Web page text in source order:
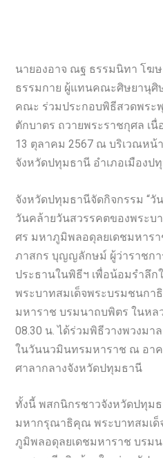
นายองอาจ ณฐ ธรรมนิทา โฆ
ธรรมกาย ผู้แทนคณะศิษยานุศิ
คณะ ร่วมประกอบพิธีสวดพร
ตักบาตร ถวายพระราชกุศล เ
13 ตุลาคม 2567 ณ บริเวณหน้
จังหวัดปทุมธานี อำเภอเมือง
จังหวัดปทุมธานีจัดกิจกรรม “วั
วันคล้ายวันสวรรคตของพระบ
ศร มหาภูมิพลอดุลยเดชมหาร
ภาสกร บุญญลักษม์ ผู้ว่าราชกา
ประธานในพิธีฯ เพื่อน้อมรำลึ
พระบาทสมเด็จพระบรมชนกา
มหาราช บรมนาถบพิตร ในหล
08.30 น. ได้ร่วมพิธีวางพวงมา
ในวันนวมินทรมหาราช ณ อา
ศาลากลางจังหวัดปทุมธานี
ทั้งนี้ พสกนิกรชาวจังหวัดปทุม
มหากรุณาธิคุณ พระบาทสมเด็
ภูมิพลอดุลยเดชมหาราช บรม